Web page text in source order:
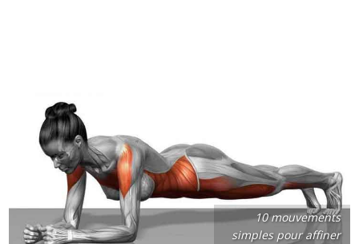
10 mouvements
simples pour affiner